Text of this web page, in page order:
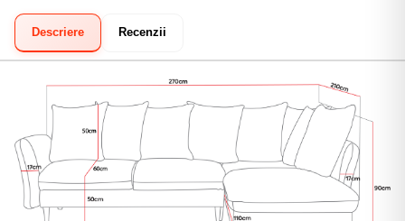
Transfer bancar: Prin ordin de plată.
Klarna:Plata în 3 rate fără dobândă.
Descriere Recenzii